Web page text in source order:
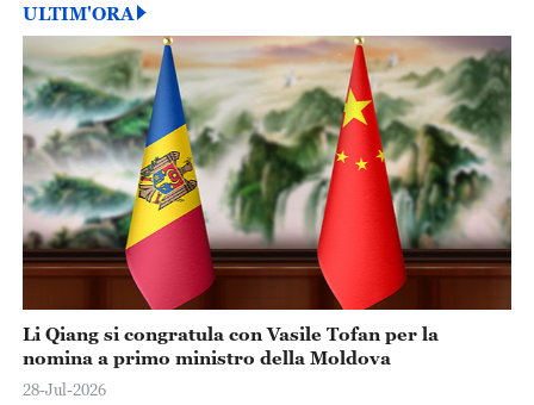
ULTIM'ORA
Li Qiang si congratula con Vasile Tofan per la
nomina a primo ministro della Moldova
28-Jul-2026